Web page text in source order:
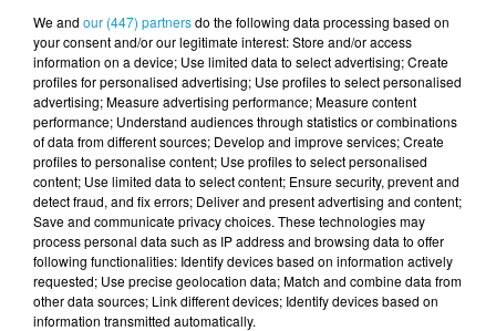
ALERTE ENLÈVEMENT DANS L’ORNE : LA
DISPARITION INQUIÉTANTE DE...
We and our (447) partnersdo the following data processing based on
your consent and/or our legitimate interest: Store and/or access
information on a device; Use limited data to select advertising; Create
profiles for personalised advertising; Use profiles to select personalised
advertising; Measure advertising performance; Measure content
performance; Understand audiences through statistics or combinations
of data from different sources; Develop and improve services; Create
profiles to personalise content; Use profiles to select personalised
content; Use limited data to select content; Ensure security, prevent and
detect fraud, and fix errors; Deliver and present advertising and content;
Save and communicate privacy choices. These technologies may
process personal data such as IP address and browsing data to offer
following functionalities: Identify devices based on information actively
requested; Use precise geolocation data; Match and combine data from
other data sources; Link different devices; Identify devices based on
information transmitted automatically.